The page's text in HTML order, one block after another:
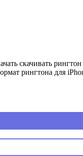
скачивать
рингтона для